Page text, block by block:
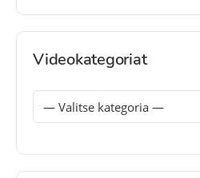
Videokategoriat